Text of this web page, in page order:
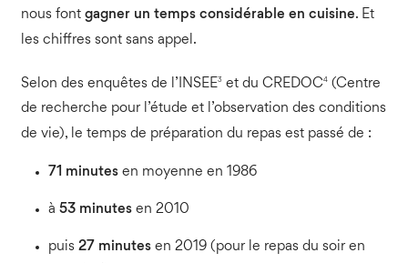
nous font gagner un temps considérable en cuisine. Et
les chiffres sont sans appel.
Selon des enquêtes de l’INSEE3 et du CREDOC4(Centre
de recherche pour l’étude et l’observation des conditions
de vie), le temps de préparation du repas est passé de :
71 minutesen moyenne en 1986
à 53 minutesen 2010
puis 27 minutesen 2019 (pour le repas du soir en